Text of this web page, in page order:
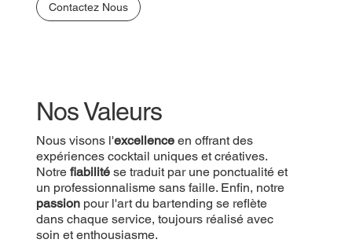
Contactez Nous
Nos Valeurs
Nous visons l'excellenceen offrant des
expériences cocktail uniques et créatives.
Notre fiabilité se traduit par une ponctualité et
un professionnalisme sans faille. Enfin, notre
passionpour l'art du bartending se reflète
dans chaque service, toujours réalisé avec
soin et enthousiasme.